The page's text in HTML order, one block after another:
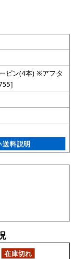
ピン(4本) ※アフタ
料説明
在庫切れ